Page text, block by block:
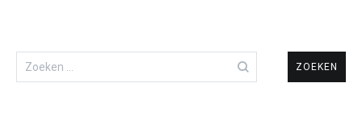
Zoeken
naar: